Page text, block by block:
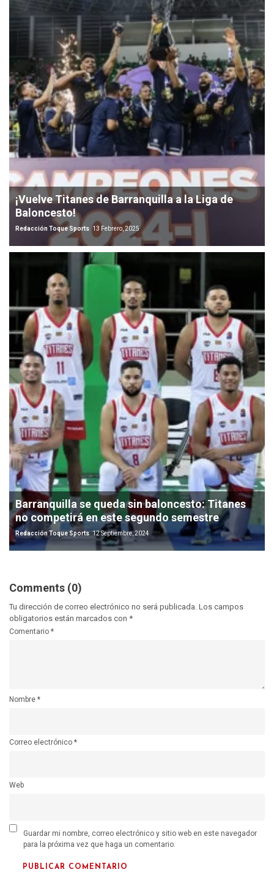
¡Vuelve Titanes de Barranquilla a la Liga de
Baloncesto!
Redacción Toque Sports 13 Febrero, 2025
Barranquilla se queda sin baloncesto: Titanes
no competirá en este segundo semestre
Redacción Toque Sports 12 Septiembre, 2024
Comments (0)
Tu dirección de correo electrónico no será publicada. Los campos
obligatorios están marcados con *
Comentario *
Nombre *
Correo electrónico *
Web
Guardar mi nombre, correo electrónico y sitio web en este navegador
para la próxima vez que haga un comentario.